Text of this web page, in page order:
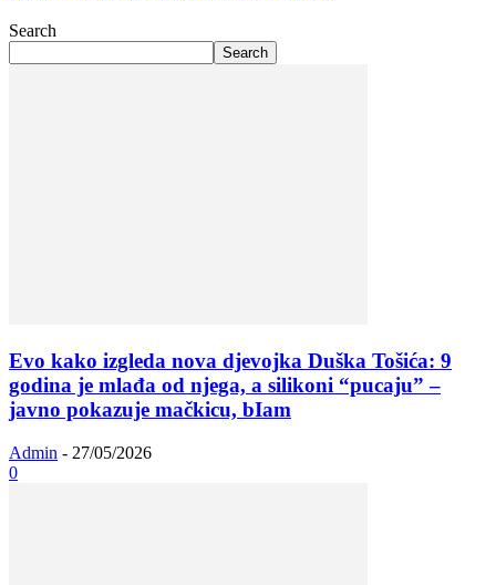
Search
Search
Evo kako izgleda nova djevojka Duška Tošića: 9
godina je mlađa od njega, a silikoni “pucaju” –
javno pokazuje mačkicu, bIam
Admin - 27/05/2026
0